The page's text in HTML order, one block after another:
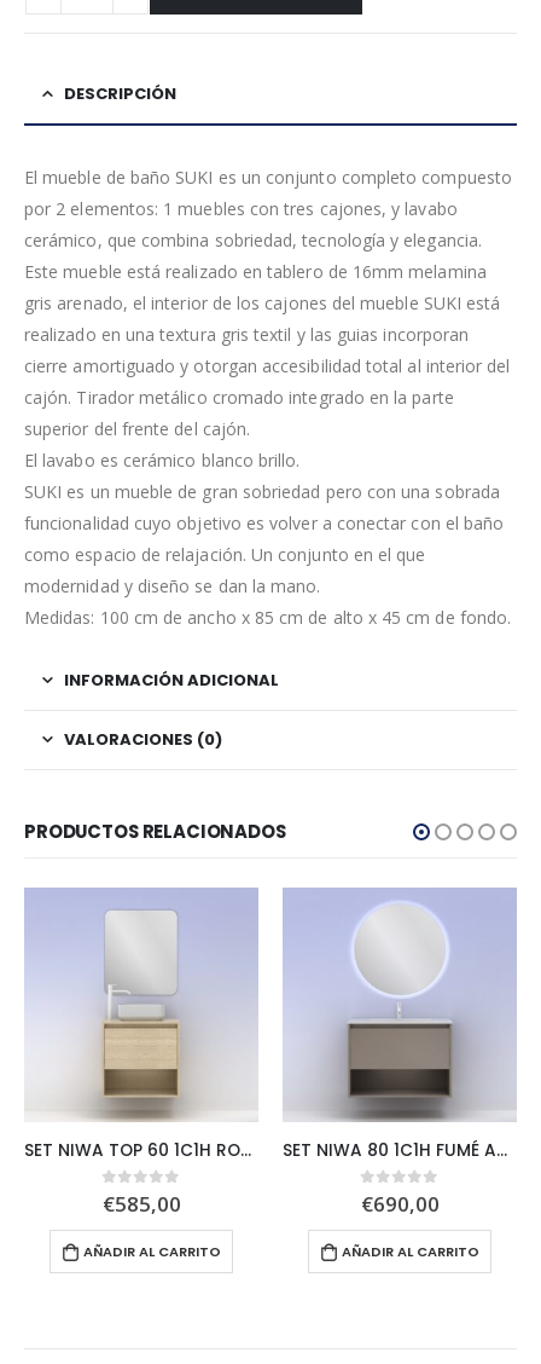
DESCRIPCIÓN
El mueble de baño SUKI es un conjunto completo compuesto
por 2 elementos: 1 muebles con tres cajones, y lavabo
cerámico, que combina sobriedad, tecnología y elegancia.
Este mueble está realizado en tablero de 16mm melamina
gris arenado, el interior de los cajones del mueble SUKI está
realizado en una textura gris textil y las guias incorporan
cierre amortiguado y otorgan accesibilidad total al interior del
cajón. Tirador metálico cromado integrado en la parte
superior del frente del cajón.
El lavabo es cerámico blanco brillo.
SUKI es un mueble de gran sobriedad pero con una sobrada
funcionalidad cuyo objetivo es volver a conectar con el baño
como espacio de relajación. Un conjunto en el que
modernidad y diseño se dan la mano.
Medidas: 100 cm de ancho x 85 cm de alto x 45 cm de fondo.
INFORMACIÓN ADICIONAL
VALORACIONES (0)
PRODUCTOS RELACIONADOS
SET NIWA TOP 60 1C1H ROBLE ARENADO+SORA
0out of 5
€585,00
AÑADIR AL CARRITO
SET NIWA 80 1C1H FUMÉ ARENADO + NOZOMI
0out of 5
€690,00
AÑADIR AL CARRITO